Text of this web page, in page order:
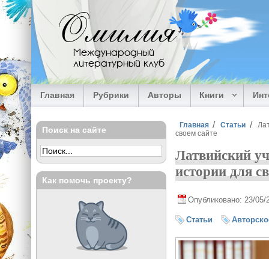
Перейти к основному содержанию
Омилия
Международный
литературный клуб
Главная Рубрики Авторы Книги
Вы здесь
Главная Статьи
своем сайте
Латвийский
истории для
Опубликовано: 23/05/
Статьи
Поиск на сайте
Как помочь проекту?